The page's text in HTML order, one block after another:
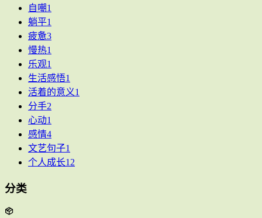
自嘲1
躺平1
疲惫3
慢热1
乐观1
生活感悟1
活着的意义1
分手2
心动1
感情4
文艺句子1
个人成长12
分类